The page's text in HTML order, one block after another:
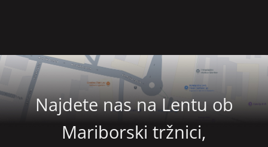
Najdete nas na Lentu ob
Mariborski tržnici,